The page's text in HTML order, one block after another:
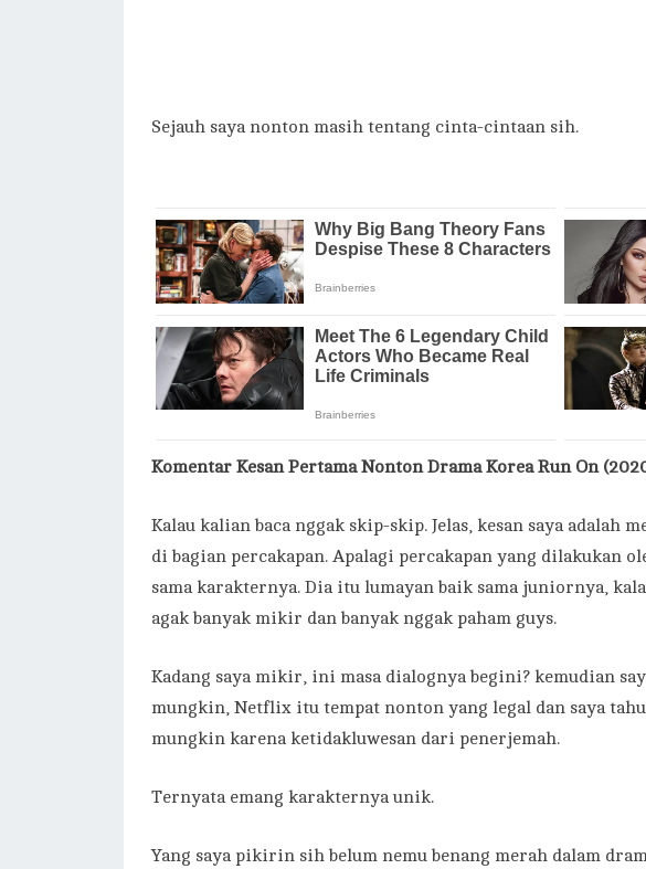
Sejauh saya nonton masih tentang cinta-cintaan sih.
Komentar Kesan Pertama Nonton Drama Korea Run On
Kalau kalian baca nggak skip-skip. Jelas, kesan saya adalah
di bagian percakapan. Apalagi percakapan yang dilakukan
sama karakternya. Dia itu lumayan baik sama juniornya,
agak banyak mikir dan banyak nggak paham guys.
Kadang saya mikir, ini masa dialognya begini? kemudian
mungkin, Netflix itu tempat nonton yang legal dan saya tahu
mungkin karena ketidakluwesan dari penerjemah.
Ternyata emang karakternya unik.
Yang saya pikirin sih belum nemu benang merah dalam